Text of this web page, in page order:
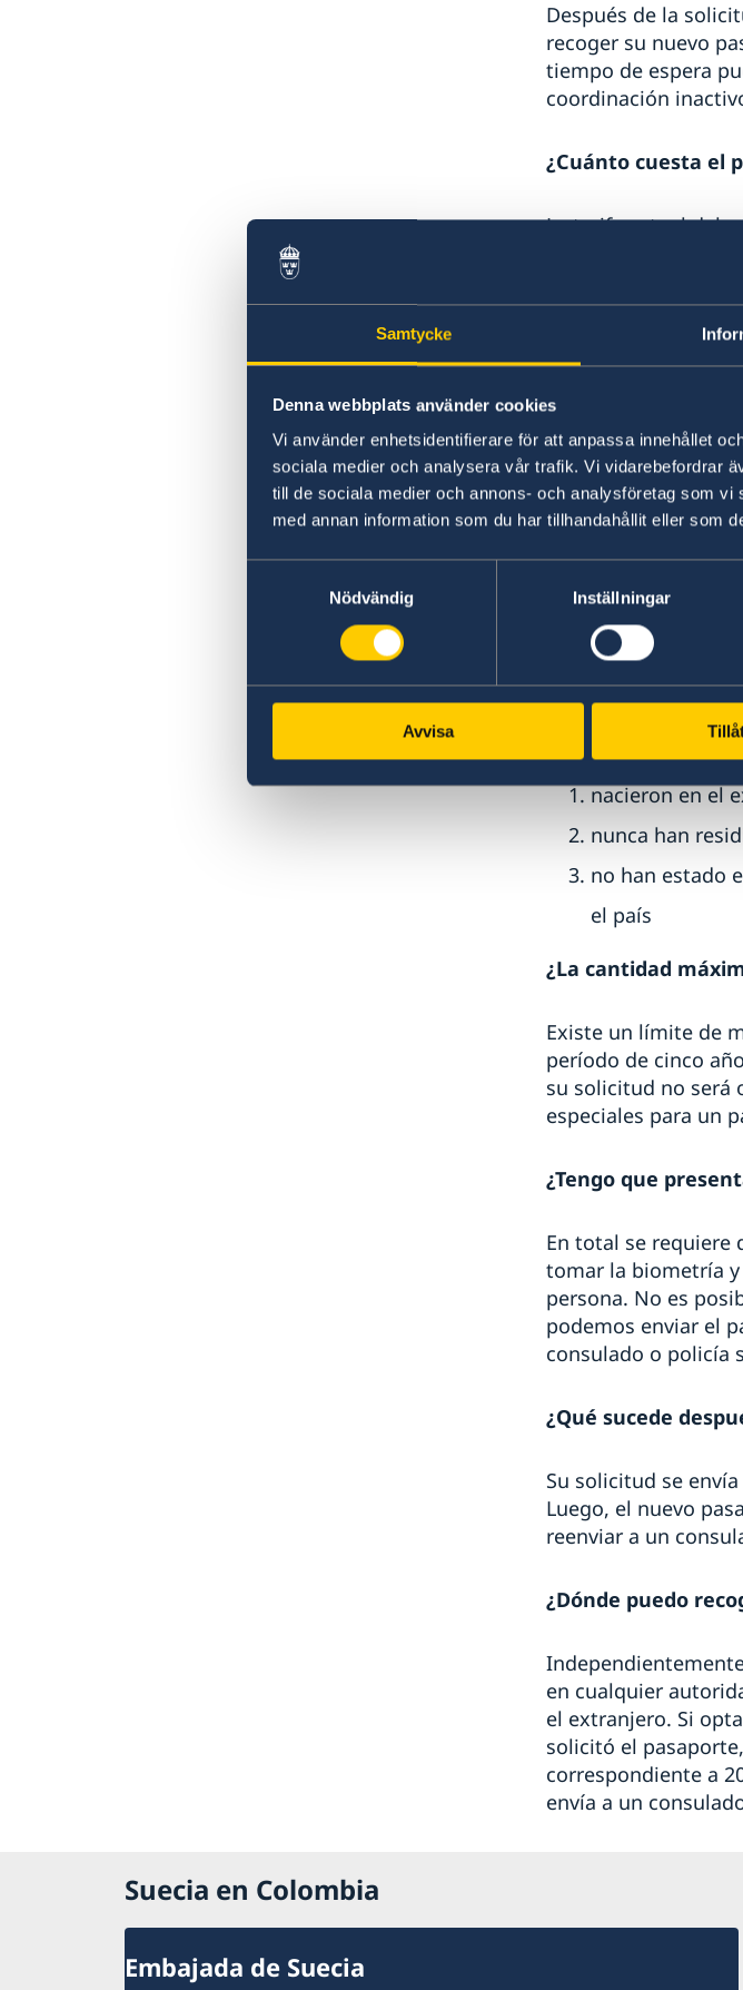
Samtycke
Denna webbplats använder cookies
Vi använder enhetsidentifierare för att anpassa innehållet
sociala medier och analysera vår trafik. Vi vidarebefordrar
till de sociala medier och annons- och analysföretag som
med annan information som du har tillhandahållit eller som
Nödvändig
Inställningar
Avvisa
Después de la
recoger su nuevo
tiempo de espera
coordinación
¿Cuánto cuesta el
La tarifa actual del
acepta pagos con
de Occidente en
80008-3.
¿Cuál es el
El pasaporte
Para niños
Se emite un
tiempo y la
En los siguientes
Los
puntos abajo,
anterior que el
perder la
nacieron en el
nunca han
no han estado
el país
¿La cantidad
Existe un límite de
período de cinco
su solicitud no será
especiales para un
¿Tengo que
En total se requiere
tomar la biometría
persona. No es
podemos enviar el
consulado o policía
¿Qué sucede
Su solicitud se
Luego, el nuevo
reenviar a un
¿Dónde puedo
en cualquier
el extranjero. Si
solicitó el
correspondiente a
envía a un
Suecia en Colombia
Embajada de Suecia